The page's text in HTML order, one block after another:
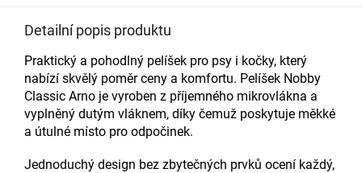
Detailní popis produktu
Praktický a pohodlný pelíšek pro psy i kočky, který
nabízí skvělý poměr ceny a komfortu. Pelíšek Nobby
Classic Arno je vyroben z příjemného mikrovlákna a
vyplněný dutým vláknem, díky čemuž poskytuje měkké
a útulné místo pro odpočinek.
Jednoduchý design bez zbytečných prvků ocení každý,